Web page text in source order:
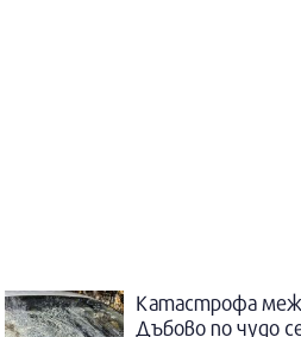
Катастрофа
Дъбово по чудо